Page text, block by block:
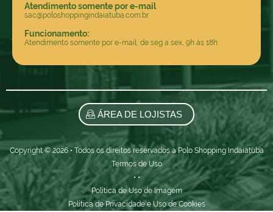
Atendimento somente por e-mail
sac@poloshoppingindaiatuba.com.br
Funcionamento:
Atendimento somente por e-mail, de seg a sex, 9h às 18h.
ÁREA DE LOJISTAS
Copyright © 2026 • Todos os direitos reservados a Polo Shopping Indaiatuba
Termos de Uso
•
Política de Uso de Imagem
•
Política de Privacidade e Uso de Cookies